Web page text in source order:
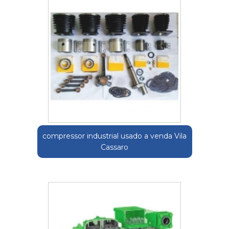
compressor industrial usado a venda Vila
Cassaro